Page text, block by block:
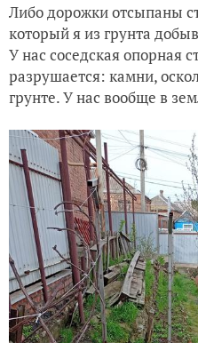
Либо дорожки отсыпаны
который я из грунта
У нас соседская опорная
разрушается: камни,
грунте. У нас вообще в